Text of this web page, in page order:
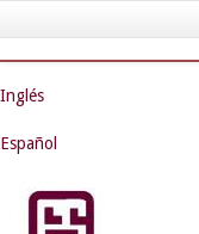
navigation
Inglés
Español